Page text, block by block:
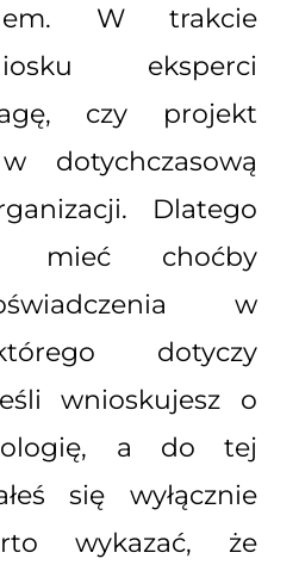
W trakcie
eksperci
czy projekt
dotychczasową
Dlatego
mieć choćby
w
dotyczy
wnioskujesz o
a do tej
się wyłącznie
wykazać, że